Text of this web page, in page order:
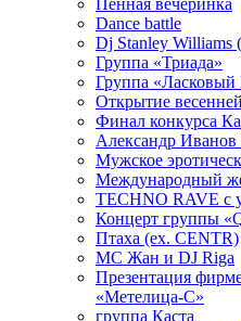
Пенная вечеринка
Dance battle
Dj Stanley Williams
Группа «Триада»
Группа
Открытие
Финал конкурса
Александр
Мужское
Международный
TECHNO RAVE с
Концерт группы
Птаха (ex. CENTR)
МС Жан и DJ Riga
Презентация
«Метелица-С»
группа Каста